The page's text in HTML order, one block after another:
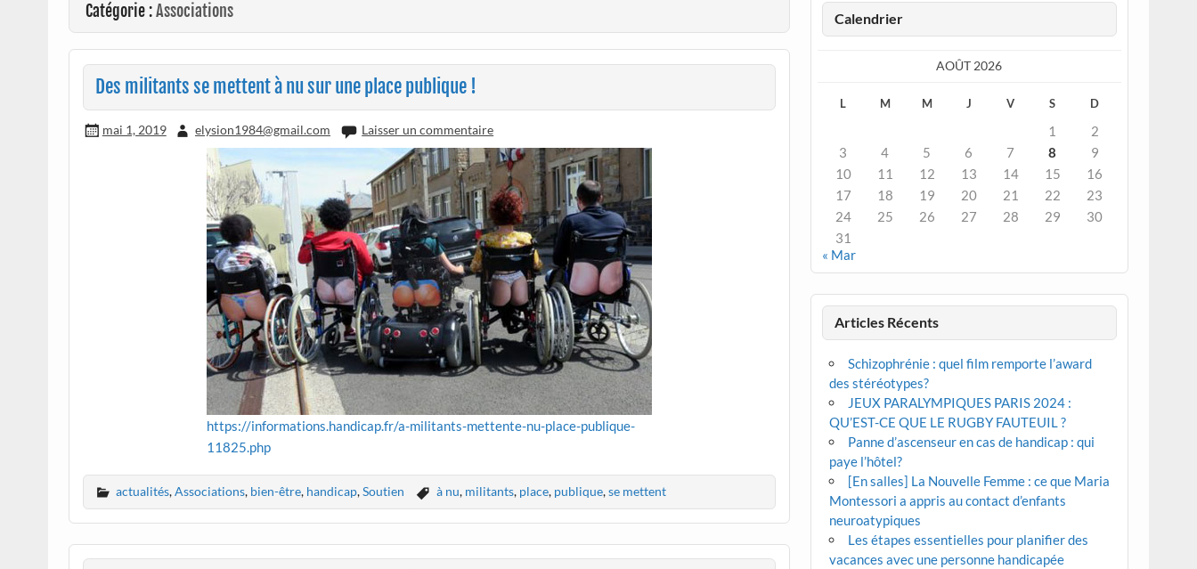
Catégorie :Associations
Des militants se mettent à nu sur une place publique !
mai 1, 2019 elysion1984@gmail.com Laisser un commentaire
https://informations.handicap.fr/a-militants-mettente-nu-place-publique-
11825.php
actualités,Associations, bien-être, handicap,Soutien à nu, militants, place, publique,se mettent
Calendrier
AOÛT 2026
L M M J V S D
1
2
3
4 5 6 7 8
9
10
11 12 13 14 15
16
17
18 19 20 21 22
23
24
25 26 27 28 29
30
31
« Mar
Articles Récents
Schizophrénie : quel film remporte l’award
des stéréotypes?
JEUX PARALYMPIQUES PARIS 2024 :
QU’EST-CE QUE LE RUGBY FAUTEUIL ?
Panne d’ascenseur en cas de handicap : qui
paye l’hôtel?
[En salles] La Nouvelle Femme : ce que Maria
Montessori a appris au contact d’enfants
neuroatypiques
Les étapes essentielles pour planifier des
vacances avec une personne handicapée